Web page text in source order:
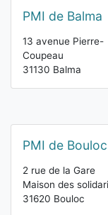
PMI de Balma
13 avenue Pierre-
Coupeau
31130 Balma
PMI de Bouloc
2 rue de la Gare
Maison des
31620 Bouloc